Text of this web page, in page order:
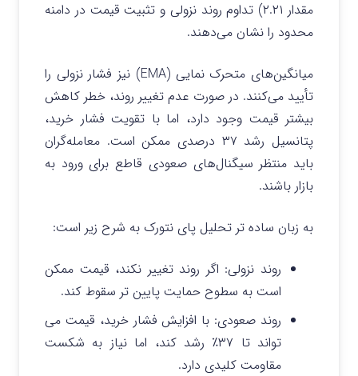
مقدار ۲.۲۱) تداوم روند نزولی و تثبیت قیمت در دامنه
محدود را نشان می‌دهند.
میانگین‌های متحرک نمایی (EMA) نیز فشار نزولی را
تأیید می‌کنند. در صورت عدم تغییر روند، خطر کاهش
بیشتر قیمت وجود دارد، اما با تقویت فشار خرید،
پتانسیل رشد ۳۷ درصدی ممکن است. معامله‌گران
باید منتظر سیگنال‌های صعودی قاطع برای ورود به
بازار باشند.
به زبان ساده تر تحلیل پای نتورک به شرح زیر است:
روند نزولی: اگر روند تغییر نکند، قیمت ممکن
است به سطوح حمایت پایین‌ تر سقوط کند.
روند صعودی: با افزایش فشار خرید، قیمت می‌
تواند تا ۳۷٪ رشد کند، اما نیاز به شکست
مقاومت کلیدی دارد.